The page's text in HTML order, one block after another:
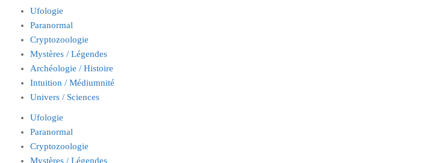
Ufologie
Paranormal
Cryptozoologie
Mystères / Légendes
Archéologie / Histoire
Intuition / Médiumnité
Univers / Sciences
Ufologie
Paranormal
Cryptozoologie
Mystères / Légendes